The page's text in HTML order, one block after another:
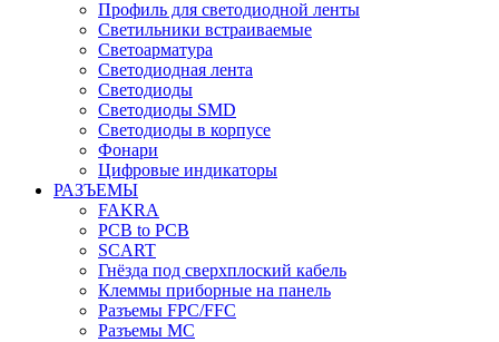
Профиль для светодиодной ленты
Светильники встраиваемые
Светоарматура
Светодиодная лента
Светодиоды
Светодиоды SMD
Светодиоды в корпусе
Фонари
Цифровые индикаторы
РАЗЪЕМЫ
FAKRA
PCB to PCB
SCART
Гнёзда под сверхплоский кабель
Клеммы приборные на панель
Разъемы FPC/FFC
Разъемы MC